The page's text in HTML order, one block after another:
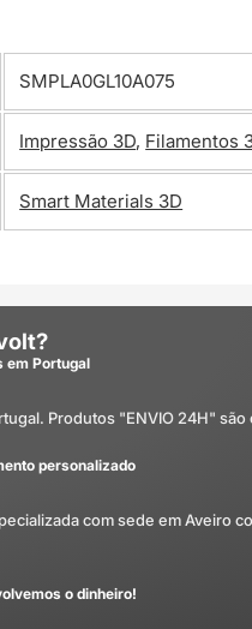
SMPLA0GL10A075
Impressão 3D, Filamentos
Smart Materials 3D
em Portugal
Produtos "ENVIO 24H"
personalizado
com sede em Aveiro
o dinheiro!